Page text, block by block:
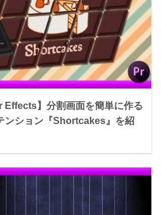
Effects】分割画面を簡単に作る
ンション『Shortcakes』を紹